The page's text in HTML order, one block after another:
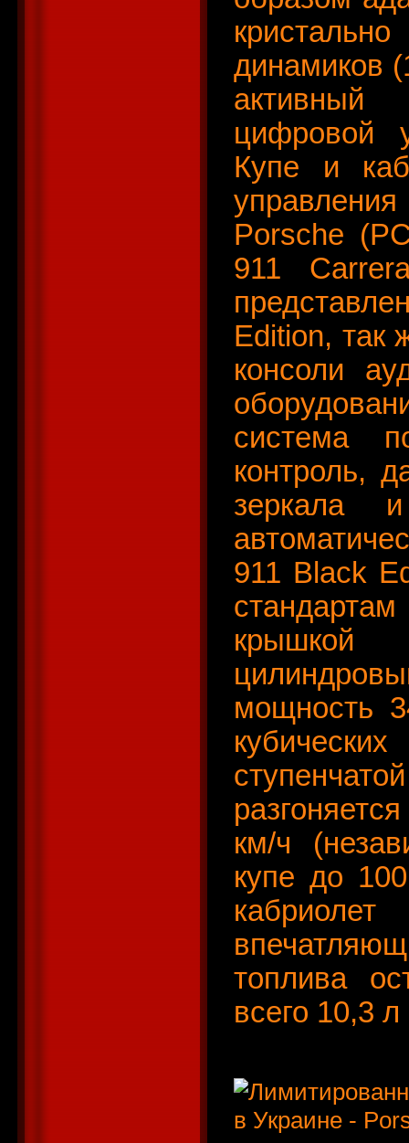
динамиков
цифровой
Купе и
Porsche
911
Edition, так
консоли
система
контроль,
зеркала
911 Black
крышкой
мощность
км/ч
купе до
топлива
всего 10,3